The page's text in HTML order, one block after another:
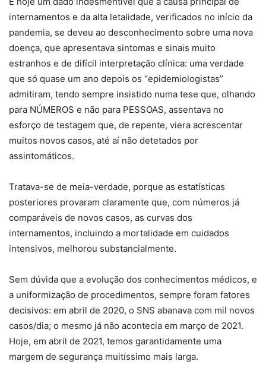
internamentos e da alta letalidade, verificados no início da
pandemia, se deveu ao desconhecimento sobre uma nova
doença, que apresentava sintomas e sinais muito
estranhos e de difícil interpretação clínica: uma verdade
que só quase um ano depois os “epidemiologistas”
admitiram, tendo sempre insistido numa tese que, olhando
para NÚMEROS e não para PESSOAS, assentava no
esforço de testagem que, de repente, viera acrescentar
muitos novos casos, até aí não detetados por
assintomáticos.
Tratava-se de meia-verdade, porque as estatísticas
posteriores provaram claramente que, com números já
comparáveis de novos casos, as curvas dos
internamentos, incluindo a mortalidade em cuidados
intensivos, melhorou substancialmente.
Sem dúvida que a evolução dos conhecimentos médicos, e
a uniformização de procedimentos, sempre foram fatores
decisivos: em abril de 2020, o SNS abanava com mil novos
casos/dia; o mesmo já não acontecia em março de 2021.
Hoje, em abril de 2021, temos garantidamente uma
margem de segurança muitíssimo mais larga.